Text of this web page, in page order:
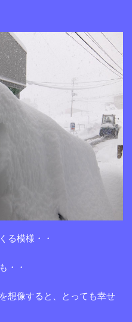
る模様・・
・・
想像すると、とっても幸せ